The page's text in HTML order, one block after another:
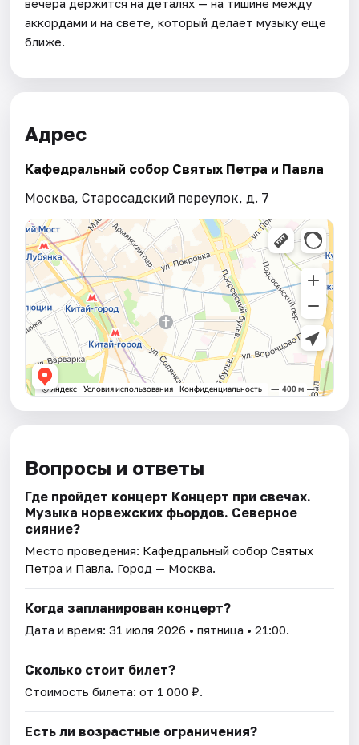
аккордами и на свете, который делает музыку еще
ближе.
Адрес
Кафедральный собор Святых Петра и Павла
Москва, Старосадский переулок, д. 7
Вопросы и ответы
Где пройдет концерт Концерт при свечах.
Музыка норвежских фьордов. Северное
сияние?
Место проведения: Кафедральный собор Святых
Петра и Павла. Город — Москва.
Когда запланирован концерт?
Дата и время:31 июля 2026 • пятница • 21:00.
Сколько стоит билет?
Стоимость билета: от 1 000 ₽.
Есть ли возрастные ограничения?